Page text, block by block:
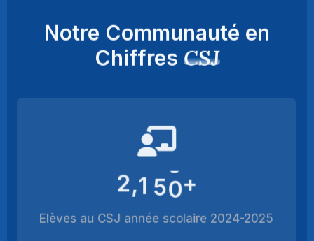
Notre Communauté en
Chiffres CSJ
2,1 50+
Elèves au CSJ année scolaire 2024-2025